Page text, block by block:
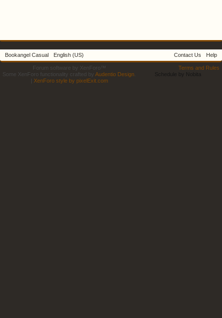
Bookangel Casual English (US) Contact Us Help
Terms and Rules
Forum software by XenForo™
Some XenForo functionality crafted by Audentio Design
| XenForo style by pixelExit.com
Schedule by Nobita